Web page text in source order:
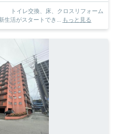
トイレ交換、床、クロスリフォーム
生活がスタートでき... もっと見る